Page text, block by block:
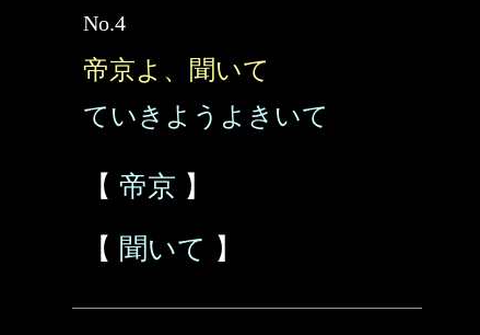
No.4
帝京よ、聞いて
ていきようよきいて
【 帝京 】
【 聞いて 】